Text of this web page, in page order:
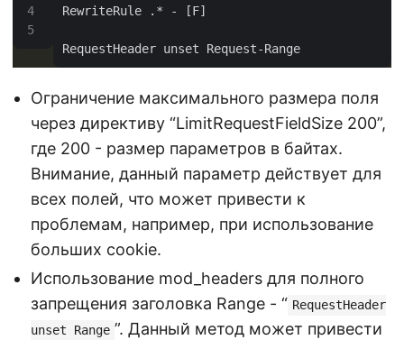
4
5
Ограничение максимального размера поля
через директиву “LimitRequestFieldSize 200”,
где 200 - размер параметров в байтах.
Внимание, данный параметр действует для
всех полей, что может привести к
проблемам, например, при использование
больших cookie.
Использование mod_headers для полного
запрещения заголовка Range - “ RequestHeader
unset Range ”. Данный метод может привести